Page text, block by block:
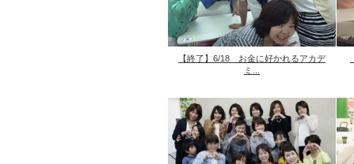
【終了】6/18 お金に好かれるアカデ
ミ...